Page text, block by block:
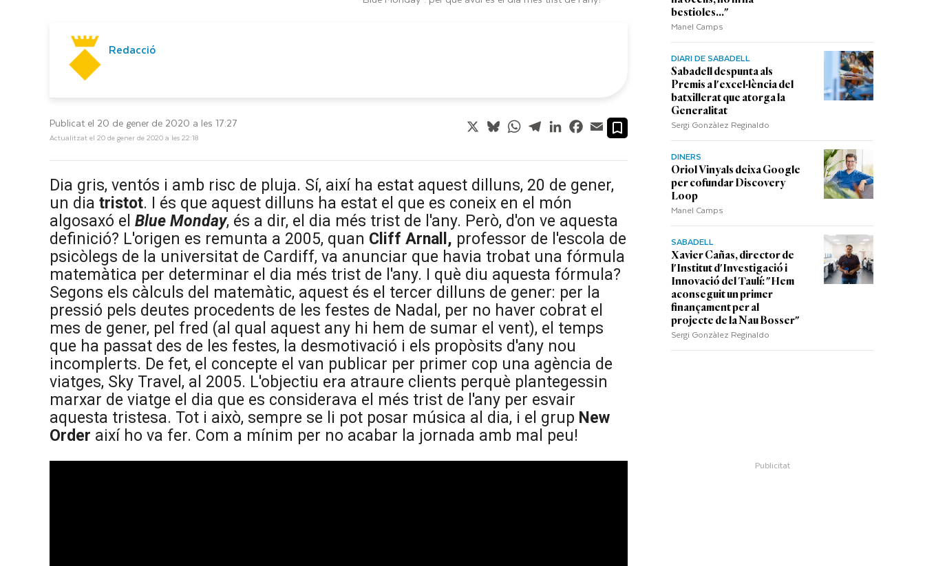
bestioles..."
Manel Camps
DIARI DE SABADELL
Sabadell despunta als
Premis a l'excel·lència del
batxillerat que atorga la
Generalitat
Sergi Gonzàlez Reginaldo
DINERS
Oriol Vinyals deixa Google
per cofundar Discovery
Loop
Manel Camps
SABADELL
Xavier Cañas, director de
l'Institut d'Investigació i
Innovació del Taulí: "Hem
aconseguit un primer
finançament per al
projecte de la Nau Bosser"
Sergi Gonzàlez Reginaldo
Redacció
Publicat el 20 de gener de 2020 a les 17:27
Actualitzat el 20 de gener de 2020 a les 22:18
X BlueskyWhatsApp
TelegramLinkedInFacebook
Email
Dia gris, ventós i amb risc de pluja. Sí, així ha estat aquest dilluns, 20 de gener,
un dia tristot. I és que aquest dilluns ha estat el que es coneix en el món
algosaxó el Blue Monday, és a dir, el dia més trist de l'any. Però, d'on ve aquesta
definició? L'origen es remunta a 2005, quan Cliff Arnall, professor de l'escola de
psicòlegs de la universitat de Cardiff, va anunciar que havia trobat una fórmula
matemàtica per determinar el dia més trist de l'any. I què diu aquesta fórmula?
Segons els càlculs del matemàtic, aquest és el tercer dilluns de gener: per la
pressió pels deutes procedents de les festes de Nadal, per no haver cobrat el
mes de gener, pel fred (al qual aquest any hi hem de sumar el vent), el temps
que ha passat des de les festes, la desmotivació i els propòsits d'any nou
incomplerts. De fet, el concepte el van publicar per primer cop una agència de
viatges, Sky Travel, al 2005. L'objectiu era atraure clients perquè plantegessin
marxar de viatge el dia que es considerava el més trist de l'any per esvair
aquesta tristesa. Tot i això, sempre se li pot posar música al dia, i el grup New
Order així ho va fer. Com a mínim per no acabar la jornada amb mal peu!